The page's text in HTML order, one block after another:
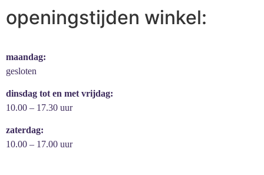
openingstijden winkel:
maandag:
gesloten
dinsdag tot en met vrijdag:
10.00 – 17.30 uur
zaterdag:
10.00 – 17.00 uur